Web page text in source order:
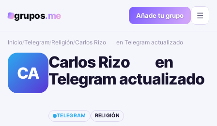
grupos.me Añade tu grupo ☰
Inicio/Telegram/Religión/Carlos Rizo ✍ en Telegram actualizado📱🔥
CA
Carlos Rizo ✍ en
Telegram actualizado
TELEGRAM RELIGIÓN